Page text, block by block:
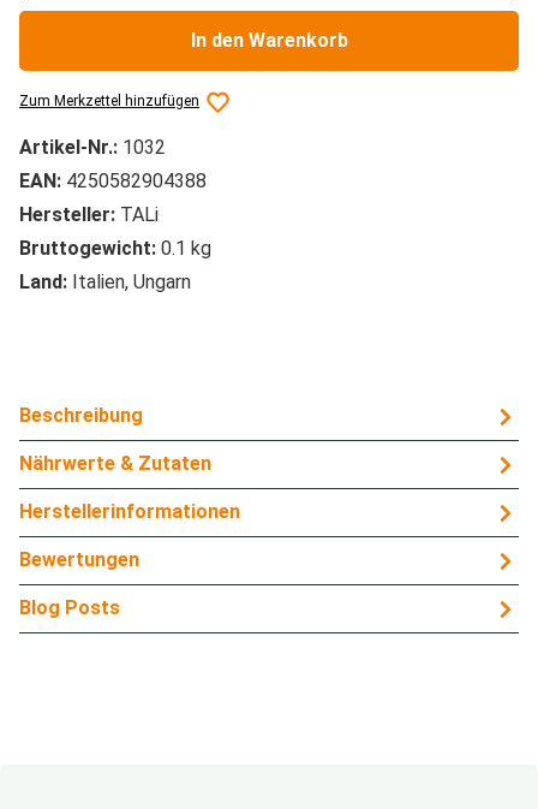
In den Warenkorb
Zum Merkzettel hinzufügen
Artikel-Nr.: 1032
EAN: 4250582904388
Hersteller: TALi
Bruttogewicht: 0.1 kg
Land: Italien, Ungarn
Beschreibung
Nährwerte & Zutaten
Herstellerinformationen
Bewertungen
Blog Posts